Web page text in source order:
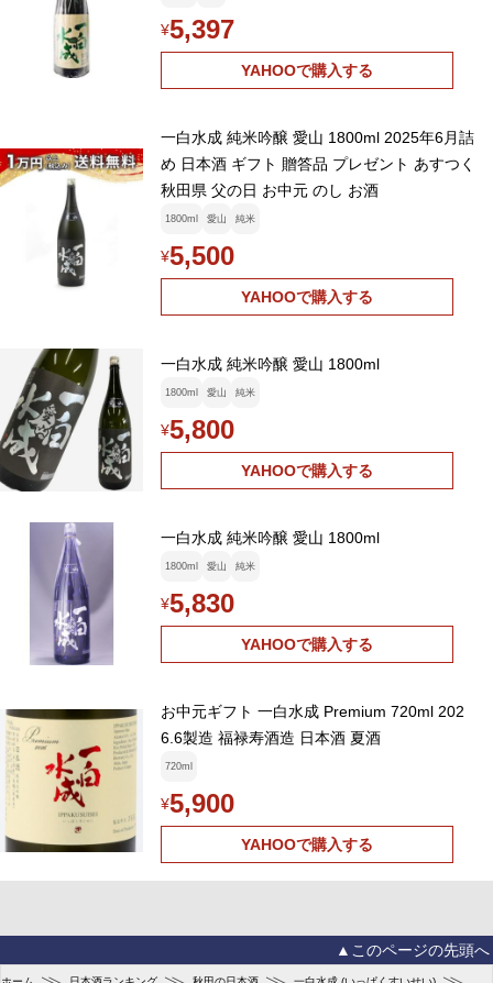
¥5,397
YAHOOで購入する
一白水成 純米吟醸 愛山 1800ml 2025年6月詰
め 日本酒 ギフト 贈答品 プレゼント あすつく
秋田県 父の日 お中元 のし お酒
1800ml 愛山 純米
¥5,500
YAHOOで購入する
一白水成 純米吟醸 愛山 1800ml
1800ml 愛山 純米
¥5,800
YAHOOで購入する
一白水成 純米吟醸 愛山 1800ml
1800ml 愛山 純米
¥5,830
YAHOOで購入する
お中元ギフト 一白水成 Premium 720ml 202
6.6製造 福禄寿酒造 日本酒 夏酒
720ml
¥5,900
YAHOOで購入する
▲このページの先頭へ